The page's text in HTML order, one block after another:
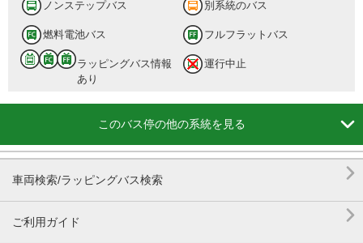
ノンステップバス 別系統のバス
燃料電池バス フルフラットバス
ラッピングバス情報
あり
運行中止
このバス停の他の系統を見る 
車両検索/ラッピングバス検索 
ご利用ガイド 